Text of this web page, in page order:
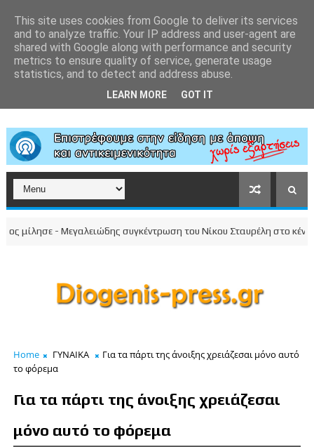
- Μεγαλειώδης συγκέντρωση του Νίκου Σταυρέλη στο κέντρο
Home ΓΥΝΑΙΚΑ
Για τα πάρτι της άνοιξης χρειάζεσαι μόνο αυτό
το φόρεμα
Για τα πάρτι της άνοιξης χρειάζεσαι
μόνο αυτό το φόρεμα
This site uses cookies from Google to deliver its services
and to analyze traffic. Your IP address and user-agent are
shared with Google along with performance and security
metrics to ensure quality of service, generate usage
statistics, and to detect and address abuse.
LEARN MORE GOT IT